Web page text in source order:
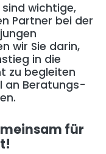
sind wichtige,
Partner bei der
wir Sie darin,
in die
zu begleiten
an Beratungs-
für